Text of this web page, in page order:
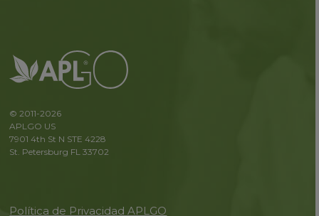
© 2011-2026
APLGO US
7901 4th St N STE 4228
St. Petersburg FL 33702
Política de Privacidad APLGO